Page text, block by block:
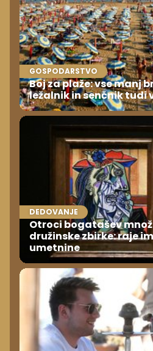
GOSPODARSTVO
Boj za plaže: vse manj
ležalnik in senčnik tudi
DEDOVANJE
Otroci bogatašev
družinske zbirke: raje
umetnine